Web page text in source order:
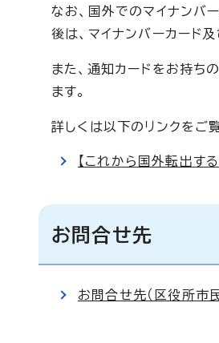
なお、国外でのマイナンバ
後は、マイナンバーカード
また、通知カードをお持ち
ます。
詳しくは以下のリンクをご
【これから国外転出す
お問合せ先
お問合せ先（区役所市